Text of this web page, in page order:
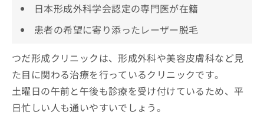
日本形成外科学会認定の専門医が在籍
患者の希望に寄り添ったレーザー脱毛
つだ形成クリニックは、形成外科や美容皮膚科など見
た目に関わる治療を行っているクリニックです。
土曜日の午前と午後も診療を受け付けているため、平
日忙しい人も通いやすいでしょう。